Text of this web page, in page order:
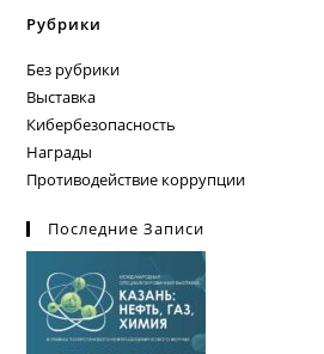
Рубрики
Без рубрики
Выставка
Кибербезопасность
Награды
Противодействие коррупции
Последние Записи